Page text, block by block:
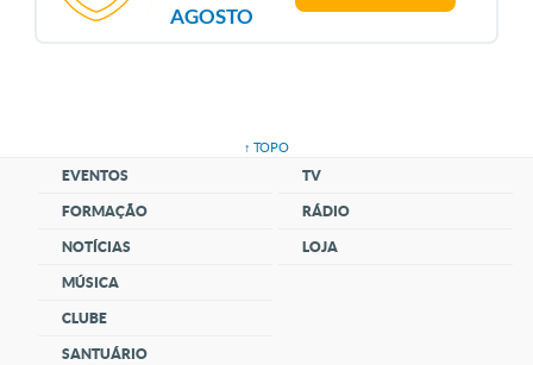
AGOSTO
↑ TOPO
EVENTOS
FORMAÇÃO
NOTÍCIAS
MÚSICA
CLUBE
SANTUÁRIO
TV
RÁDIO
LOJA